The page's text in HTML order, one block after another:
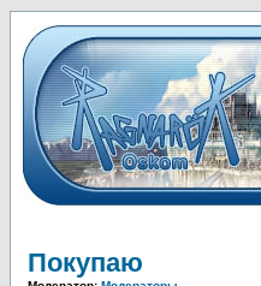
Покупаю